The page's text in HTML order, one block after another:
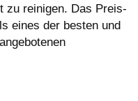
zu reinigen. Das Preis-
eines der besten und